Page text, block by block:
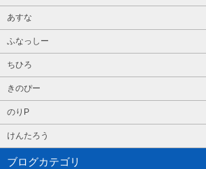
あすな
ふなっしー
ちひろ
きのぴー
のりP
けんたろう
ブログカテゴリ